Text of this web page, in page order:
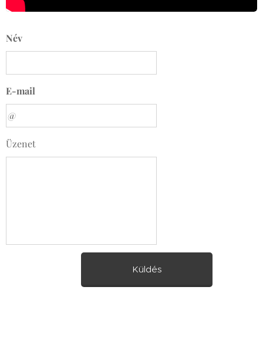
Név
E-mail
Üzenet
Küldés